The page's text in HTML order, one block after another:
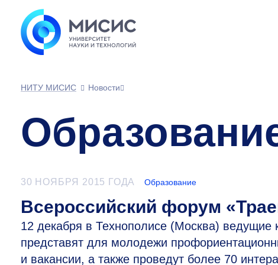
НИТУ МИСИС
Новости
30 НОЯБРЯ 2015 ГОДА Образование
Всероссийский форум
12 декабря в Технополисе (Москва) ведущие
представят для молодежи
и вакансии, а также проведут более 70